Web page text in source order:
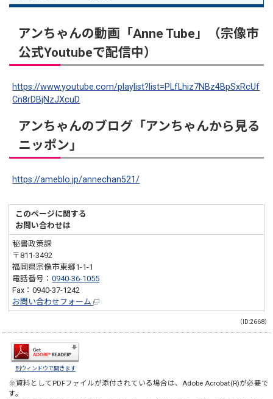
アンちゃんの動画「Anne Tube」（宗像市
公式Youtubeで配信中）
https://www.youtube.com/playlist?list=PLfLhiz7NBz4BpSxRcUf
Cn8rDBjNzJXcuD
アンちゃんのブログ「アンちゃんから見る
ニッポン」
https://ameblo.jp/annechan521/
このページに関する
お問い合わせは
秘書政策課
〒811-3492
福岡県宗像市東郷1-1-1
電話番号：0940-36-1055
Fax：0940-37-1242
お問い合わせフォーム
（ID:2668）
別ウィンドウで開きます
※資料としてPDFファイルが添付されている場合は、Adobe Acrobat(R)が必要で
す。